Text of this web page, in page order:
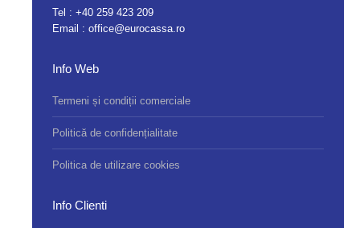
Tel : +40 259 423 209
Email : office@eurocassa.ro
Info Web
Termeni și condiții comerciale
Politică de confidențialitate
Politica de utilizare cookies
Info Clienti